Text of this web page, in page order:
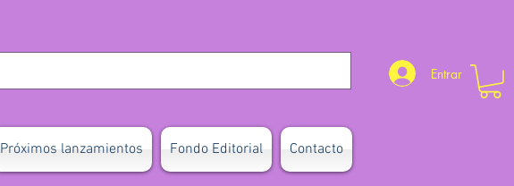
Entrar
Próximos lanzamientos Fondo Editorial Contacto